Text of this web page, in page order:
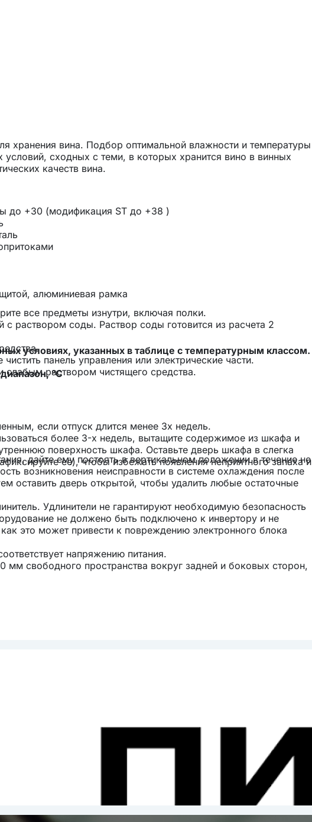
хранения вина. Подбор оптимальной влажности и температуры
сходных с теми, в которых хранится вино в винных
качеств вина.
до +30 (модификация ST до +38 )
алюминиевая рамка
условиях, указанных в таблице с температурным классом.
°C
все предметы изнутри, включая полки.
с раствором соды. Раствор соды готовится из расчета 2
панель управления или электрические части.
раствором чистящего средства.
если отпуск длится менее 3х недель.
более 3-х недель, вытащите содержимое из шкафа и
поверхность шкафа. Оставьте дверь шкафа в слегка
ее), чтобы избежать появления неприятного запаха и
дайте ему постоять в вертикальном положении в течение не
возникновения неисправности в системе охлаждения после
оставить дверь открытой, чтобы удалить любые остаточные
Удлинители не гарантируют необходимую безопасность
не должено быть подключено к инвертору и не
это может привести к повреждению электронного блока
напряжению питания.
мм свободного пространства вокруг задней и боковых сторон,
для обслуживания и вентиляции. Позаботьтесь о том,
прибора не было закрыто или заблокировано.